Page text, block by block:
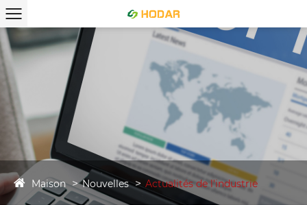
Maison Nouvelles Actualités de l'industrie